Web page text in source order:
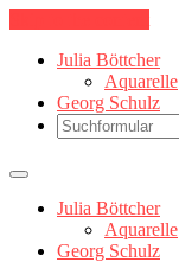
Julia Böttcher
Aquarelle
Georg Schulz
Julia Böttcher
Aquarelle
Georg Schulz